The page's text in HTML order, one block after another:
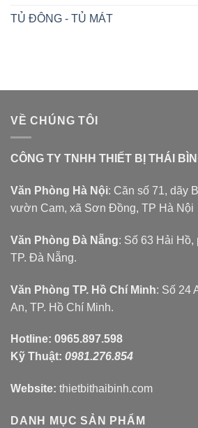
TỦ ĐÔNG - TỦ MÁT
VỀ CHÚNG TÔI
CÔNG TY TNHH THIẾT BỊ THÁI
Văn Phòng Hà Nội: Căn số 71, dãy
vườn Cam, xã Sơn Đồng, TP Hà Nội
Văn Phòng Đà Nẵng: Số 63 Hải
TP. Đà Nẵng.
Văn Phòng TP. Hồ Chí Minh: Số 24
An, TP. Hồ Chí Minh.
Hotline: 0965.897.598
Kỹ Thuật: 0981.276.854
Website: thietbithaibinh.com
DANH MỤC SẢN PHẨM